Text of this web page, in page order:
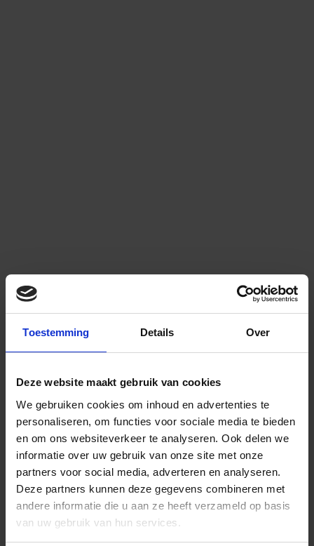
Toestemming Details Over
Deze website maakt gebruik van cookies
We gebruiken cookies om inhoud en advertenties te
personaliseren, om functies voor sociale media te bieden
en om ons websiteverkeer te analyseren. Ook delen we
informatie over uw gebruik van onze site met onze
partners voor social media, adverteren en analyseren.
Deze partners kunnen deze gegevens combineren met
andere informatie die u aan ze heeft verzameld op basis
van uw gebruik van hun services.